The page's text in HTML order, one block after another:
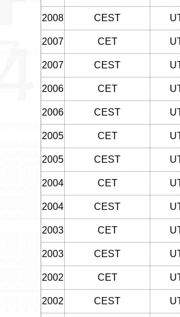
2008
CEST
2007
CET
2007
CEST
2006
CET
2006
CEST
2005
CET
2005
CEST
2004
CET
2004
CEST
2003
CET
2003
CEST
2002
CET
2002
CEST